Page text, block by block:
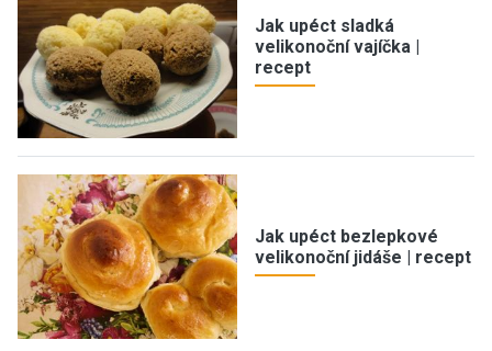
Jak upéct sladká
velikonoční vajíčka |
recept
Jak upéct bezlepkové
velikonoční jidáše | recept